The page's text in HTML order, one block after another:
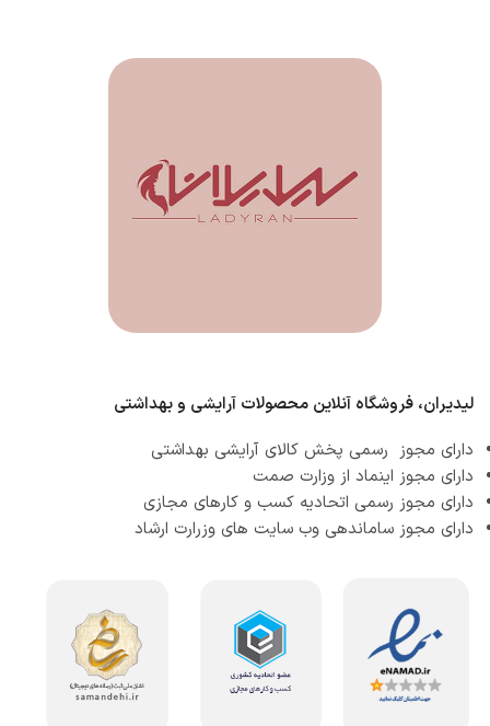
لیدیران، فروشگاه آنلاین محصولات آرایشی و بهداشتی
دارای مجوز رسمی پخش کالای آرایشی بهداشتی
دارای مجوز اینماد از وزارت صمت
دارای مجوز رسمی اتحادیه کسب و کارهای مجازی
دارای مجوز ساماندهی وب سایت های وزرارت ارشاد